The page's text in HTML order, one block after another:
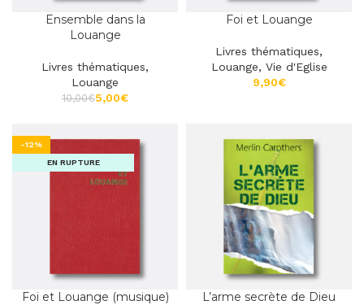
Ensemble dans la
Louange
Livres thématiques,
Louange
10,00€5,00€
Foi et Louange
Livres thématiques,
Louange, Vie d'Eglise
€
-12%
EN RUPTURE
Foi et Louange (musique) L’arme secrète de Dieu